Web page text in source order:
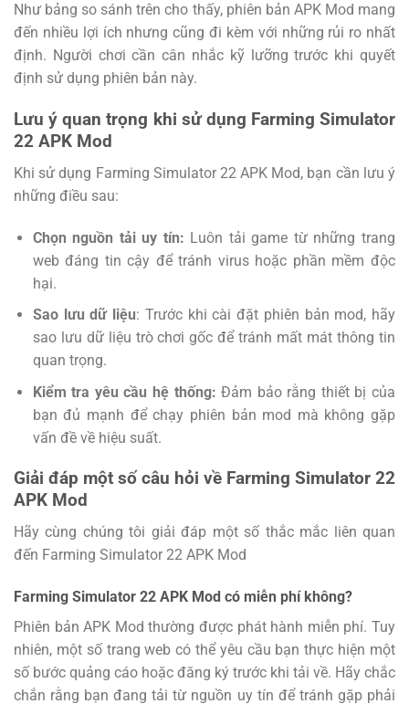
Như bảng so sánh trên cho thấy, phiên bản APK Mod mang
đến nhiều lợi ích nhưng cũng đi kèm với những rủi ro nhất
định. Người chơi cần cân nhắc kỹ lưỡng trước khi quyết
định sử dụng phiên bản này.
Lưu ý quan trọng khi sử dụng Farming Simulator
22 APK Mod
Khi sử dụng Farming Simulator 22 APK Mod, bạn cần lưu ý
những điều sau:
Chọn nguồn tải uy tín: Luôn tải game từ những trang
web đáng tin cậy để tránh virus hoặc phần mềm độc
hại.
Sao lưu dữ liệu: Trước khi cài đặt phiên bản mod, hãy
sao lưu dữ liệu trò chơi gốc để tránh mất mát thông tin
quan trọng.
Kiểm tra yêu cầu hệ thống: Đảm bảo rằng thiết bị của
bạn đủ mạnh để chạy phiên bản mod mà không gặp
vấn đề về hiệu suất.
Giải đáp một số câu hỏi về Farming Simulator 22
APK Mod
Hãy cùng chúng tôi giải đáp một số thắc mắc liên quan
đến Farming Simulator 22 APK Mod
Farming Simulator 22 APK Mod có miễn phí không?
Phiên bản APK Mod thường được phát hành miễn phí. Tuy
nhiên, một số trang web có thể yêu cầu bạn thực hiện một
số bước quảng cáo hoặc đăng ký trước khi tải về. Hãy chắc
chắn rằng bạn đang tải từ nguồn uy tín để tránh gặp phải